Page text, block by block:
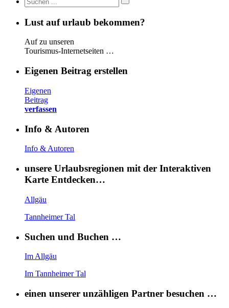
Lust auf urlaub bekommen?
Auf zu unseren
Tourismus-Internetseiten …
Eigenen Beitrag erstellen
Eigenen
Beitrag
verfassen
Info & Autoren
Info & Autoren
unsere Urlaubsregionen mit der Interaktiven
Karte Entdecken…
Allgäu
Tannheimer Tal
Suchen und Buchen …
Im Allgäu
Im Tannheimer Tal
einen unserer unzähligen Partner besuchen …